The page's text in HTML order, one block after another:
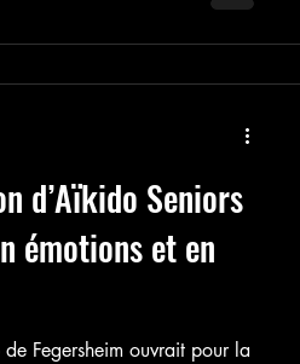
d’Aïkido Seniors
émotions et en
Fegersheim ouvrait pour la